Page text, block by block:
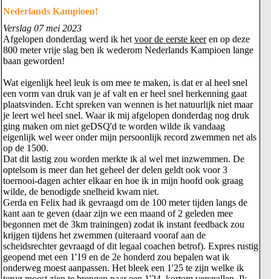
Nederlands Kampioen!
Verslag 07 mei 2023
Afgelopen donderdag werd ik het voor de eerste keeren op deze
800 meter vrije slag ben ik wederom Nederlands Kampioen lange
baan geworden!
Wat eigenlijk heel leuk is om mee te maken, is dat er al heel snel
een vorm van druk van je af valt en er heel snel herkenning gaat
plaatsvinden. Echt spreken van wennen is het natuurlijk niet maar
je leert wel heel snel. Waar ik mij afgelopen donderdag nog druk
ging maken om niet geDSQ'd te worden wilde ik vandaag
eigenlijk wel weer onder mijn persoonlijk record zwemmen net als
op de 1500.
Dat dit lastig zou worden merkte ik al wel met inzwemmen. De
optelsom is meer dan het geheel der delen geldt ook voor 3
toernooi-dagen achter elkaar en hoe ik in mijn hoofd ook graag
wilde, de benodigde snelheid kwam niet.
Gerda en Felix had ik gevraagd om de 100 meter tijden langs de
kant aan te geven (daar zijn we een maand of 2 geleden mee
begonnen met de 3km trainingen) zodat ik instant feedback zou
krijgen tijdens het zwemmen (uiteraard vooraf aan de
scheidsrechter gevraagd of dit legaal coachen betrof). Expres rustig
geopend met een 1'19 en de 2e honderd zou bepalen wat ik
onderweg moest aanpassen. Het bleek een 1'25 te zijn welke ik